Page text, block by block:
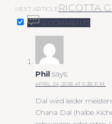
NEXT ARTICLE RICOTTA
2 COMMENTS
Phil says:
APRIL 24, 2018 AT 6:38 P.M.
Dal wird leider
Chana Dal (halbe